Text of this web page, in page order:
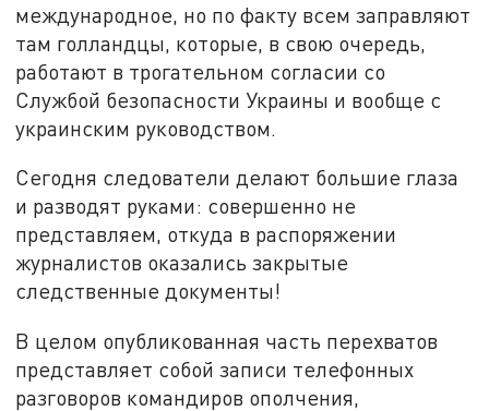
международное, но по факту всем заправляют
там голландцы, которые, в свою очередь,
работают в трогательном согласии со
Службой безопасности Украины и вообще с
украинским руководством.
Сегодня следователи делают большие глаза
и разводят руками: совершенно не
представляем, откуда в распоряжении
журналистов оказались закрытые
следственные документы!
В целом опубликованная часть перехватов
представляет собой записи телефонных
разговоров командиров ополчения,